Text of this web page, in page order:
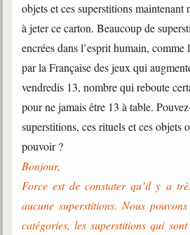
Les Illustrés
Vidéos courtes de Divaldo
Liens spirites
Centres spirites
France
Belgique, Lux. et Canada
Fédérations spirites
Médias spirites
objets et ces superstitions maintenant
à jeter ce carton. Beaucoup de
encrées dans l’esprit humain,
par la Française des jeux qui
vendredis 13, nombre qui reboute
pour ne jamais être 13 à table.
superstitions, ces rituels et ces objets
pouvoir ?
Bonjour,
Force est de constater qu’il y a
aucune superstitions. Nous
catégories, les superstitions qui